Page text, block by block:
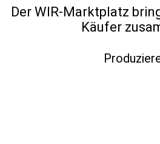
Der WIR-Marktplatz
Käufer